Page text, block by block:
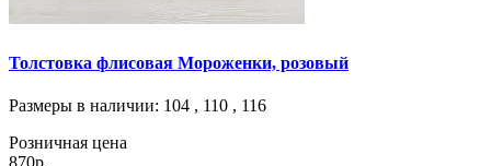
Толстовка флисовая Мороженки, розовый
Размеры в наличии: 104 , 110 , 116
Розничная цена
870р.